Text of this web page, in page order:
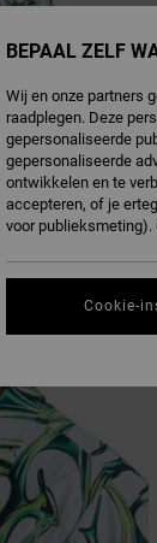
BEPAAL ZELF
Wij en onze partners
raadplegen. Deze
gepersonaliseerde
gepersonaliseerde
ontwikkelen en te
accepteren, of je
voor publieksmeting).
Cookie-